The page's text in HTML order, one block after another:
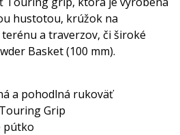
hustotou, krúžok na
a traverzov, či široké
Basket (100 mm).
a pohodlná rukoväť
Grip
pútko